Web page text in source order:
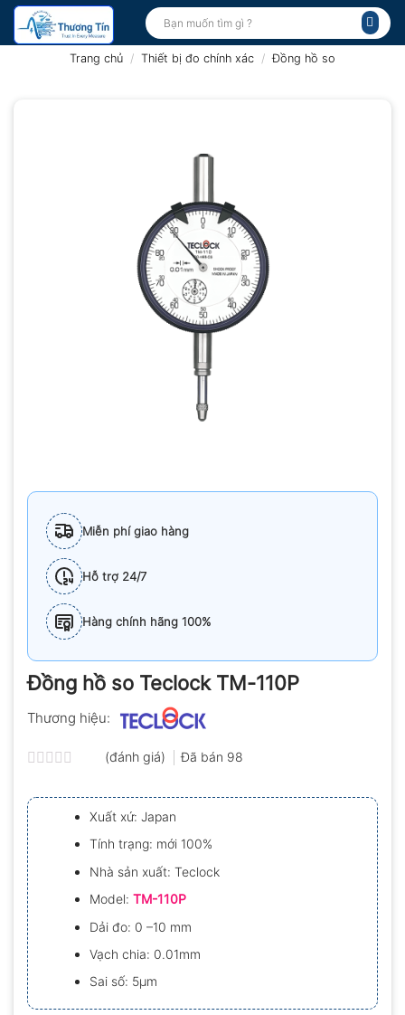
Bỏ
qua
Tìm
kiếm:
Trang chủ / Thiết bị đo chính xác / Đồng hồ so
Miễn phí giao hàng
Hỗ trợ 24/7
Hàng chính hãng 100%
Đồng hồ so Teclock TM-110P
Thương hiệu:
xếp
hạng
0.0
5
sao
(đánh giá) Đã bán 98
Xuất xứ: Japan
Tính trạng: mới 100%
Nhà sản xuất: Teclock
Model:TM-110P
Dải đo: 0 –10 mm
Vạch chia: 0.01mm
Sai số: 5µm